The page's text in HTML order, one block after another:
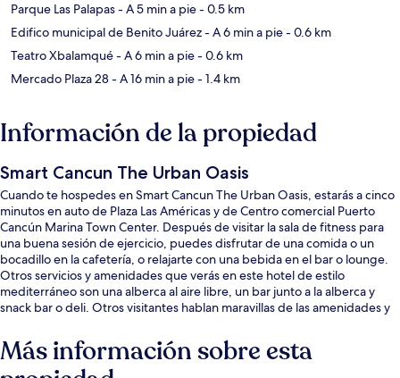
Parque Las Palapas- A 5 min a pie- 0.5 km
Edifico municipal de Benito Juárez- A 6 min a pie- 0.6 km
Teatro Xbalamqué- A 6 min a pie- 0.6 km
Mercado Plaza 28- A 16 min a pie- 1.4 km
Información de la propiedad
Smart Cancun The Urban Oasis
Cuando te hospedes en Smart Cancun The Urban Oasis, estarás a cinco
minutos en auto de Plaza Las Américas y de Centro comercial Puerto
Cancún Marina Town Center. Después de visitar la sala de fitness para
una buena sesión de ejercicio, puedes disfrutar de una comida o un
bocadillo en la cafetería, o relajarte con una bebida en el bar o lounge.
Otros servicios y amenidades que verás en este hotel de estilo
mediterráneo son una alberca al aire libre, un bar junto a la alberca y
snack bar o deli. Otros visitantes hablan maravillas de las amenidades y
Más información sobre esta